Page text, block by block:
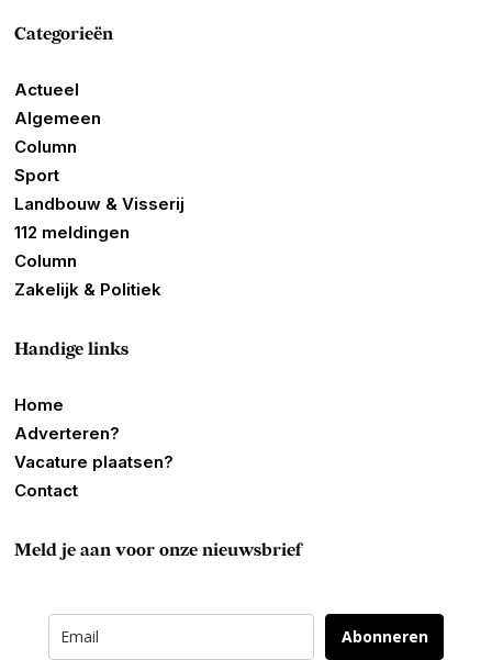
Categorieën
Actueel
Algemeen
Column
Sport
Landbouw & Visserij
112 meldingen
Column
Zakelijk & Politiek
Handige links
Home
Adverteren?
Vacature plaatsen?
Contact
Meld je aan voor onze nieuwsbrief
Abonneren